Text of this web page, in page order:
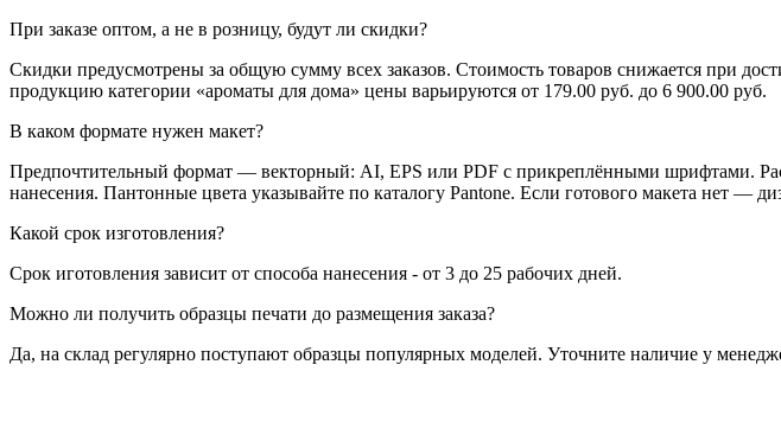
При заказе оптом, а не в розницу, будут ли скидки?
Скидки предусмотрены за общую сумму всех заказов. Стоимость товаров снижается при
продукцию категории «ароматы для дома» цены варьируются от 179.00 руб. до 6 900.00 руб.
В каком формате нужен макет?
Предпочтительный формат — векторный: AI, EPS или PDF с прикреплёнными шрифтами.
нанесения. Пантонные цвета указывайте по каталогу Pantone. Если готового макета нет —
Какой срок изготовления?
Срок иготовления зависит от способа нанесения - от 3 до 25 рабочих дней.
Можно ли получить образцы печати до размещения заказа?
Да, на склад регулярно поступают образцы популярных моделей. Уточните наличие у